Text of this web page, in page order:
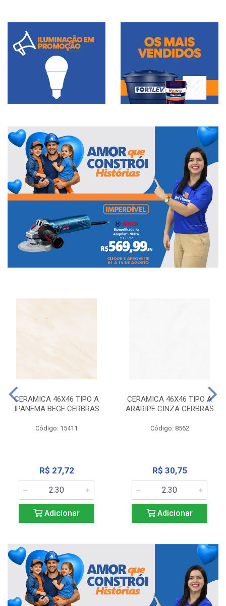
CERAMICA 46X46 TIPO A
IPANEMA BEGE CERBRAS
Código: 15411
R$ 27,72
Adicionar
CERAMICA 46X46 TIPO A
ARARIPE CINZA CERBRAS
Código: 8562
R$ 30,75
Adicionar